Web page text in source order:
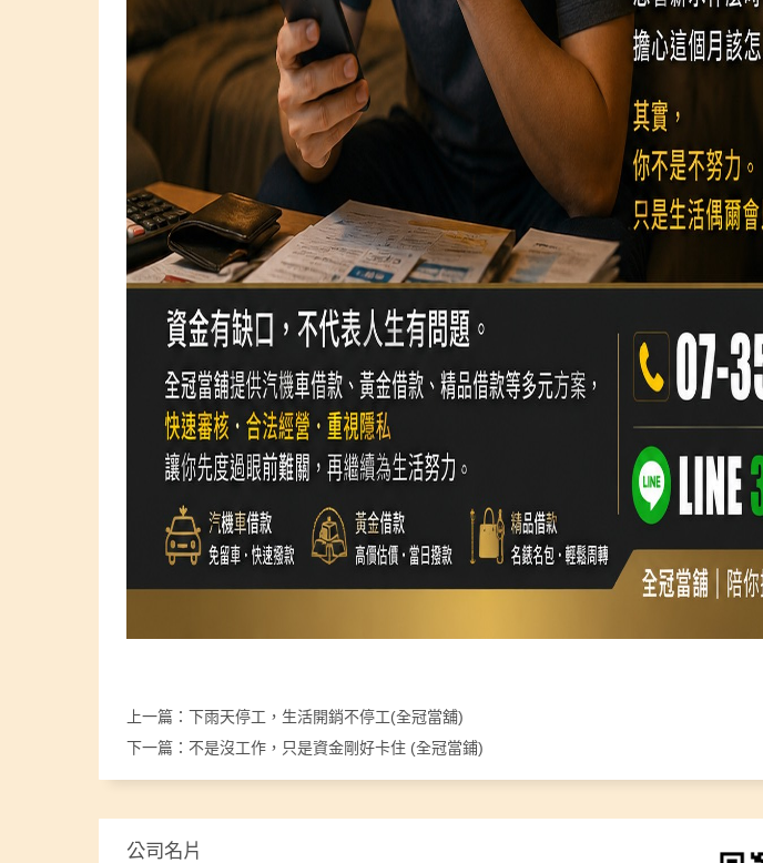
上一篇： 下雨天停工，生活開銷不停工(全冠當舖)
下一篇： 不是沒工作，只是資金剛好卡住 (全冠當鋪)
公司名片